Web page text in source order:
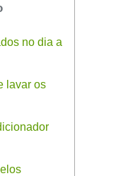
no dia a
lavar os